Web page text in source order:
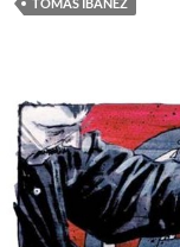
TOMÁS IBÁÑEZ